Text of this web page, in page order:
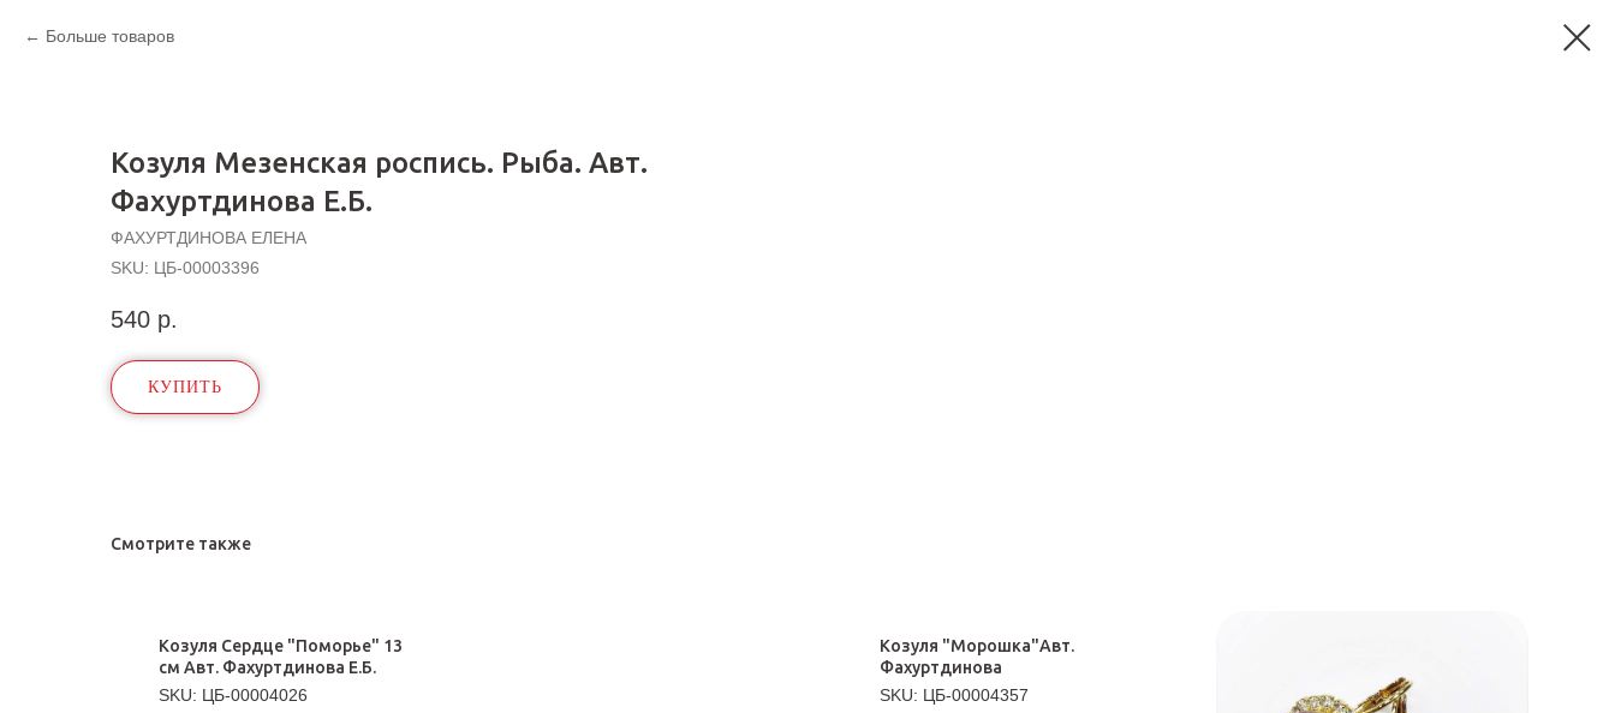
Больше товаров
Козуля Мезенская роспись. Рыба. Авт.
Фахуртдинова Е.Б.
ФАХУРТДИНОВА ЕЛЕНА
SKU: ЦБ-00003396
540 р.
КУПИТЬ
Смотрите также
Козуля Сердце "Поморье" 13
см Авт. Фахуртдинова Е.Б.
SKU: ЦБ-00004026
Козуля "Морошка"Авт.
Фахуртдинова
SKU: ЦБ-00004357